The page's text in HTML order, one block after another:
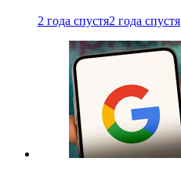
2 года спустя2 года спустя